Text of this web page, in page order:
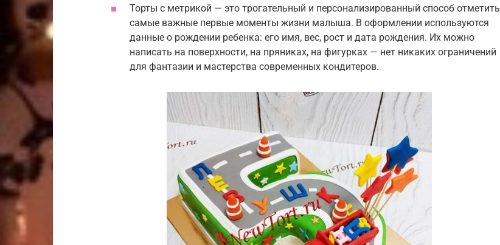
Торты с метрикой — это трогательный и персонализированный способ отметить
самые важные первые моменты жизни малыша. В оформлении используются
данные о рождении ребенка: его имя, вес, рост и дата рождения. Их можно
написать на поверхности, на пряниках, на фигурках — нет никаких ограничений
для фантазии и мастерства современных кондитеров.